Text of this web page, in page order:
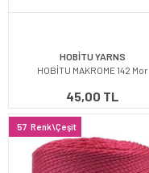
HOBİTU YARNS
HOBİTU MAKROME 142 Mor
45,00 TL
57 Renk\Çeşit